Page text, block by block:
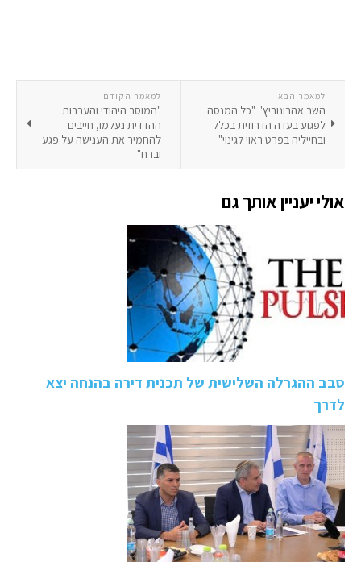
למאמר הקודם
"המוסר היהודי והערבות
ההדדית נעלמו, חייבים
להחמיר את הענישה על פגע
וברח"
למאמר הבא
השר אהרונוביץ': "כל המנסה
לפגוע בעדה הדרוזית בכלל
ובחייליה בפרט ראוי לגינוי"
אולי יעניין אותך גם
סבב ההגרלה השלישית של תכנית דירה בהנחה יצא
לדרך